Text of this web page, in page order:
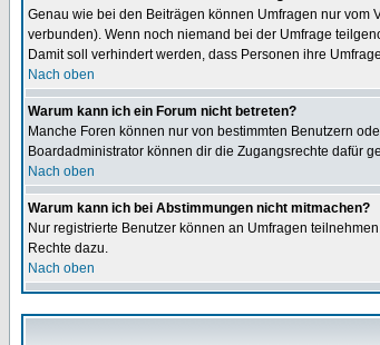
Genau wie bei den Beiträgen können Umfragen nur vom
verbunden). Wenn noch niemand bei der Umfrage
Damit soll verhindert werden, dass Personen ihre
Nach oben
Warum kann ich ein Forum nicht betreten?
Manche Foren können nur von bestimmten Benutzern
Boardadministrator können dir die Zugangsrechte dafür
Nach oben
Warum kann ich bei Abstimmungen nicht mitmachen?
Nur registrierte Benutzer können an Umfragen
Rechte dazu.
Nach oben